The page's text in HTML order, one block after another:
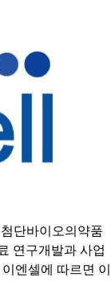
단바이오의약품
연구개발과 사업
엔셀에 따르면 이